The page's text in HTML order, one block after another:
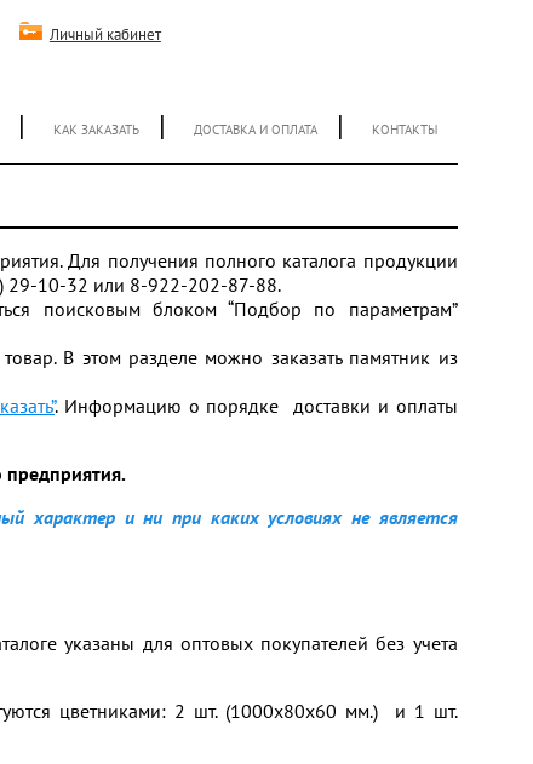
Личный кабинет
| КАК ЗАКАЗАТЬ | ДОСТАВКА И ОПЛАТА | КОНТАКТЫ
Для получения полного каталога продукции
29-10-32 или 8-922-202-87-88.
поисковым блоком “Подбор по параметрам”
В этом разделе можно заказать памятник из
. Информацию о порядке доставки и оплаты
предприятия.
характер и ни при каких условиях не является
указаны для оптовых покупателей без учета
цветниками: 2 шт. (1000х80х60 мм.) и 1 шт.